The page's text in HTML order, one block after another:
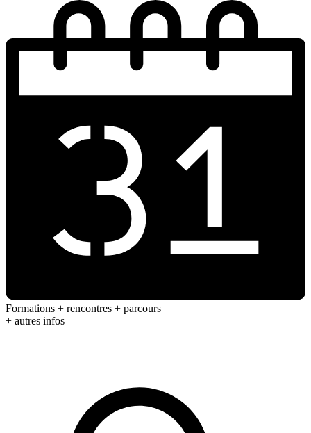
Formations + rencontres + parcours
+ autres infos